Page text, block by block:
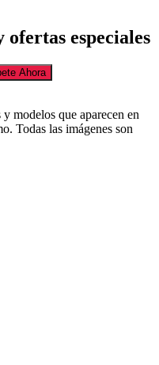
especiales
Ahora
modelos que aparecen en
Todas las imágenes son